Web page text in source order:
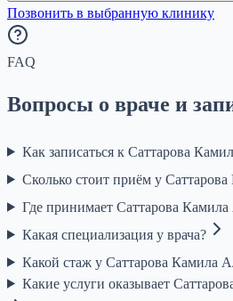
Позвонить в выбранную клинику
FAQ
Вопросы о враче и
Как записаться к Саттарова
Сколько стоит приём у
Где принимает Саттарова
Какая специализация у врача?
Какой стаж у Саттарова Камила
Какие услуги оказывает